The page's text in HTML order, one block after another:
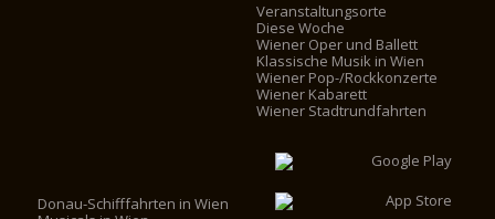
Veranstaltungsorte
Diese Woche
Wiener Oper und Ballett
Klassische Musik in Wien
Wiener Pop-/Rockkonzerte
Wiener Kabarett
Wiener Stadtrundfahrten
Donau-Schifffahrten in Wien